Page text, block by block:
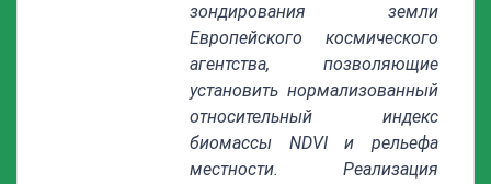
зондирования земли
Европейского космического
агентства, позволяющие
установить нормализованный
относительный индекс
биомассы NDVI и рельефа
местности. Реализация